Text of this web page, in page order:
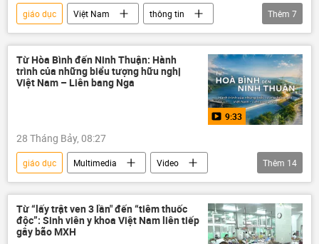
giáo dục Việt Nam
thông tin
Tuyên Quang
Bộ Giáo dục và Đào Tạo
gian lận thi cử
Kỳ thi tốt nghiệp THPT tại Việt Nam
Thêm 7
Từ Hòa Bình đến Ninh Thuận: Hành
trình của những biểu tượng hữu nghị
Việt Nam – Liên bang Nga
9:33
28 Tháng Bảy, 08:27
giáo dục Multimedia
Video
nhà máy điện hạt nhân Ninh Thuận-1
Hợp tác Nga-Việt
Rosatom
công nghệ
lĩnh vực hạt nhân
Thêm 14
Từ “lấy trật ven 3 lần" đến “tiêm thuốc
độc”: Sinh viên y khoa Việt Nam liên tiếp
gây bão MXH